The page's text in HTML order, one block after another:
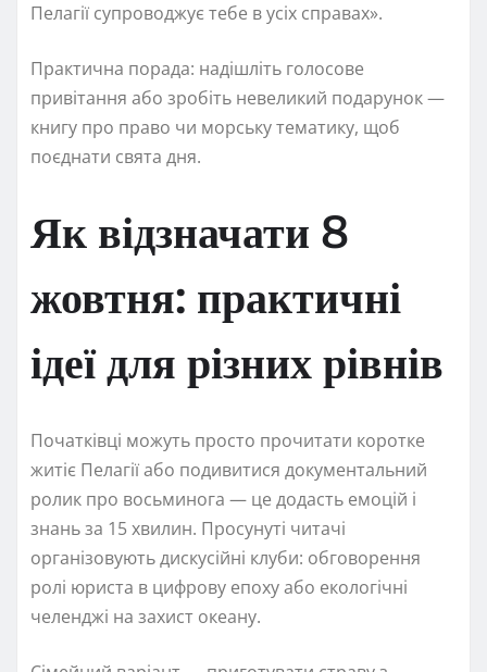
Пелагії супроводжує тебе в усіх справах».
Практична порада: надішліть голосове
привітання або зробіть невеликий подарунок —
книгу про право чи морську тематику, щоб
поєднати свята дня.
Як відзначати 8
жовтня: практичні
ідеї для різних рівнів
Початківці можуть просто прочитати коротке
житіє Пелагії або подивитися документальний
ролик про восьминога — це додасть емоцій і
знань за 15 хвилин. Просунуті читачі
організовують дискусійні клуби: обговорення
ролі юриста в цифрову епоху або екологічні
челенджі на захист океану.